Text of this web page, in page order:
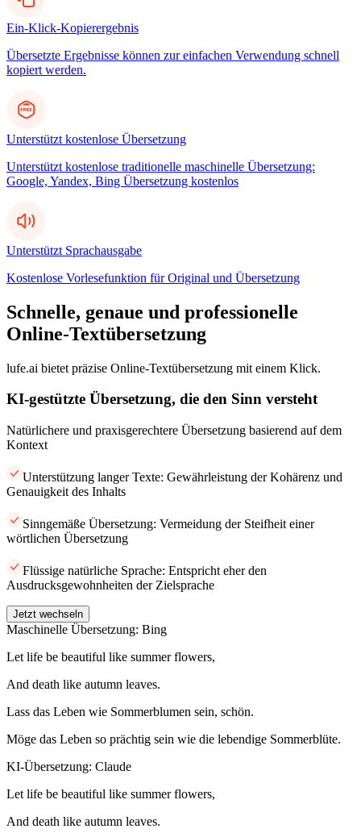
Ein-Klick-Kopierergebnis
Übersetzte Ergebnisse können zur einfachen Verwendung schnell
kopiert werden.
Unterstützt kostenlose Übersetzung
Unterstützt kostenlose traditionelle maschinelle Übersetzung:
Google, Yandex, Bing Übersetzung kostenlos
Unterstützt Sprachausgabe
Kostenlose Vorlesefunktion für Original und Übersetzung
Schnelle, genaue und professionelle
Online-Textübersetzung
lufe.ai bietet präzise Online-Textübersetzung mit einem Klick.
KI-gestützte Übersetzung, die den Sinn versteht
Natürlichere und praxisgerechtere Übersetzung basierend auf dem
Kontext
Unterstützung langer Texte: Gewährleistung der Kohärenz und
Genauigkeit des Inhalts
Sinngemäße Übersetzung: Vermeidung der Steifheit einer
wörtlichen Übersetzung
Flüssige natürliche Sprache: Entspricht eher den
Ausdrucksgewohnheiten der Zielsprache
Jetzt wechseln
Maschinelle Übersetzung: Bing
Let life be beautiful like summer flowers,
And death like autumn leaves.
Lass das Leben wie Sommerblumen sein, schön.
Möge das Leben so prächtig sein wie die lebendige Sommerblüte.
KI-Übersetzung: Claude
Let life be beautiful like summer flowers,
And death like autumn leaves.